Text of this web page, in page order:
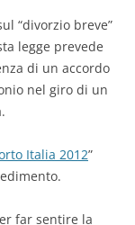
“divorzio breve”
legge prevede
di un accordo
nel giro di un
Italia 2012”
far sentire la